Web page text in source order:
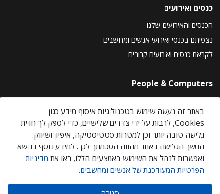
כנסים ואירועים
הכנסים והאירועים שלנו
נצפיתם בכנסי ואירועי אנשים ומחשבים
לקראת כנסים ואירועים קרובים
People & Computers
About Us
Privacy Policy
Contact Us
Our Events
אנשים ומחשבים © 2026 – כל הזכויות שמורות
באתר זה נעשה שימוש בטכנולוגיות איסוף מידע כגון
Cookies, לרבות על ידי צדדים שלישיים, כדי לספק לך חווית
גלישה טובה יותר וכן למטרות סטטיסטיקה, איפיון ושיווק.
המשך הגלישה באתר מהווה הסכמתך לכך. למידע נוסף בנושא
ואפשרות לנהל את השימוש באמצעים הללו, ראו את מדיניות
הפרטיות המעודכנת של אנשים ומחשבים.